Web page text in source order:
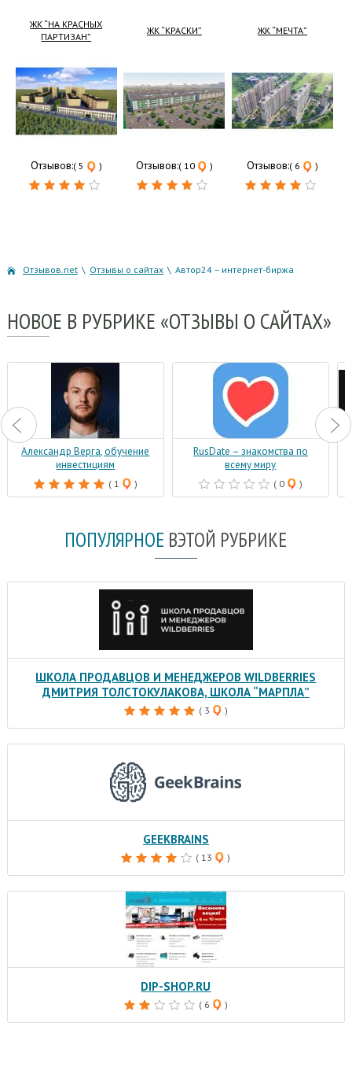
ЖК “НА КРАСНЫХ
ПАРТИЗАН”
Отзывов:( 5 )
ЖК “КРАСКИ”
Отзывов:( 10 )
ЖК “МЕЧТА”
Отзывов:( 6 )
Отзывов.net \ Отзывы о сайтах \ Автор24 – интернет-биржа
НОВОЕ В РУБРИКЕ «ОТЗЫВЫ О САЙТАХ»
Александр Верга, обучение
инвестициям
( 1 )
RusDate – знакомства по
всему миру
( 0 )
ПОПУЛЯРНОЕ ВЭТОЙ РУБРИКЕ
ШКОЛА ПРОДАВЦОВ И МЕНЕДЖЕРОВ WILDBERRIES
ДМИТРИЯ ТОЛСТОКУЛАКОВА, ШКОЛА “МАРПЛА”
( 3 )
GEEKBRAINS
( 13 )
DIP-SHOP.RU
( 6 )